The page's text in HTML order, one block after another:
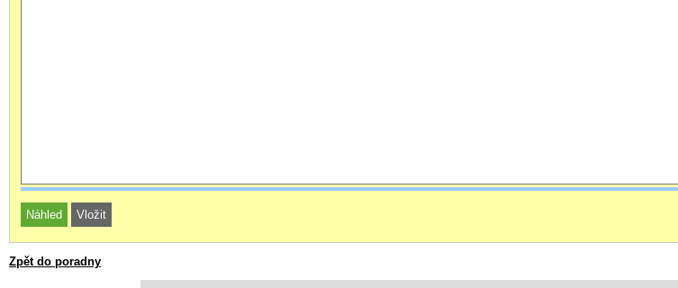
Zpět do poradny